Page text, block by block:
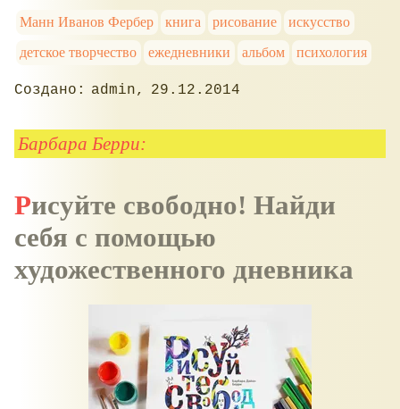
Манн Иванов Фербер
книга рисование
искусство
детское творчество
ежедневники альбом психология
admin 29.12.2014
Барбара Берри:
Рисуйте свободно! Найди
себя с помощью
художественного дневника